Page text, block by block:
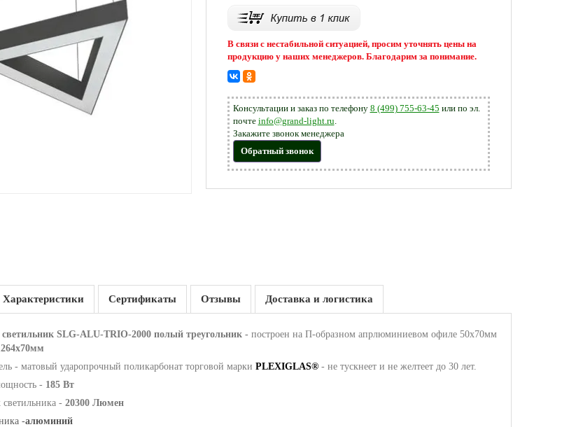
В связи с нестабильной ситуацией, просим уточнять цены на
продукцию у наших менеджеров. Благодарим за понимание.
Консультации и заказ по телефону 8 (499) 755-63-45 или по эл.
почте info@grand-light.ru.
Закажите звонок менеджера
Обратный звонок
Характеристики Сертификаты Отзывы Доставка и логистика
SLG-ALU-TRIO-2000 полый треугольник - построен на П-образном апрлюминиевом офиле 50х70мм
- матовый ударопрочный поликарбонат торговой марки PLEXIGLAS®- не тускнеет и не желтеет до 30 лет.
- 185 Вт
- 20300 Люмен
-алюминий